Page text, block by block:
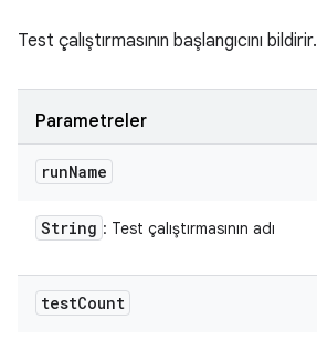
Test çalıştırmasının başlangıcını bildirir.
Parametreler
runName
String : Test çalıştırmasının adı
testCount